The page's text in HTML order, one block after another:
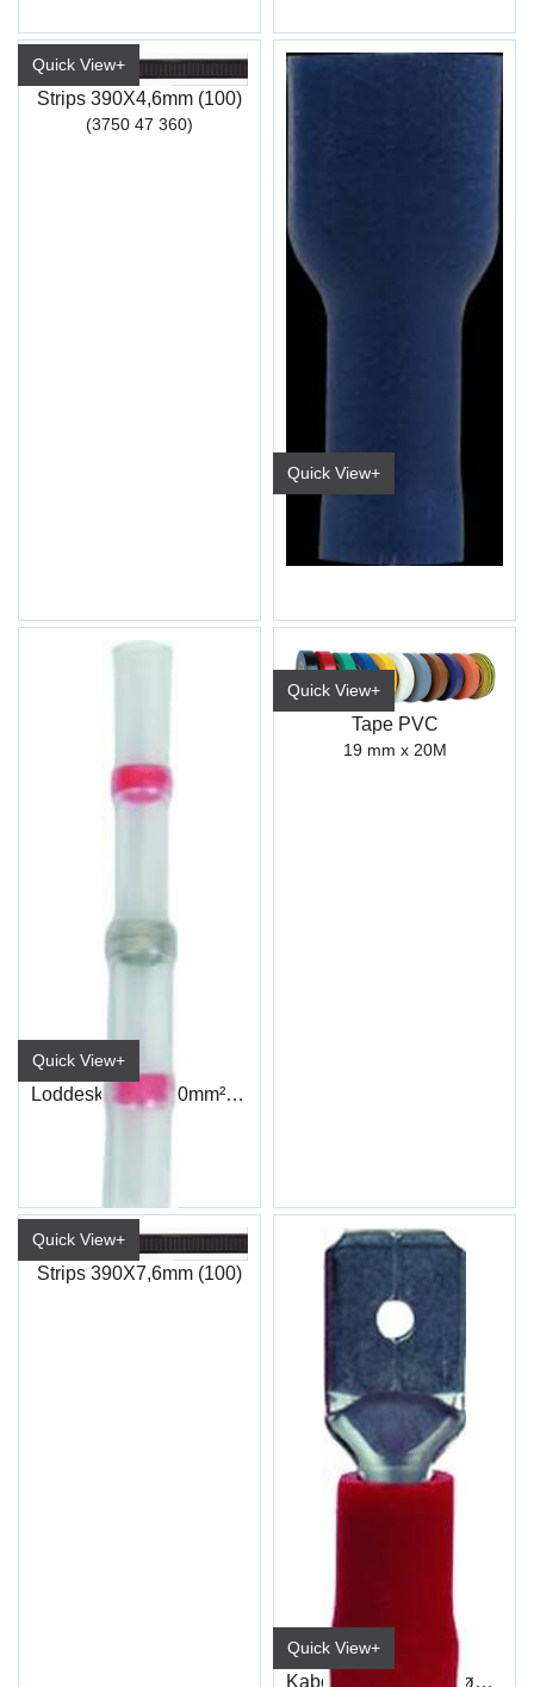
Quick View+
Strips 390X4,6mm (100)
(3750 47 360)
Quick View+
Quick View+
Loddeskjøt 0,5-1,0mm² Rød
Quick View+
Tape PVC
19 mm x 20M
Quick View+
Strips 390X7,6mm (100)
Quick View+
Kabelsko Flat Han Rød Industri